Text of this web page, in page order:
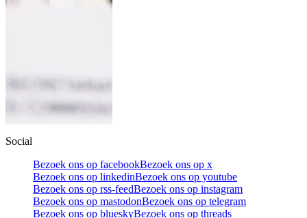
Social
Bezoek ons op facebookBezoek ons op x
Bezoek ons op linkedinBezoek ons op youtube
Bezoek ons op rss-feedBezoek ons op instagram
Bezoek ons op mastodonBezoek ons op telegram
Bezoek ons op blueskyBezoek ons op threads